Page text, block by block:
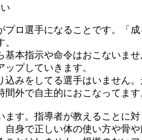
プロ選手になることです。「
基本指示や命令はおこないま
プしていきます。
込みをしてる選手はいません
外で自主的におこなってます
ます。指導者が教えることに
自身で正しい体の使い方や骨